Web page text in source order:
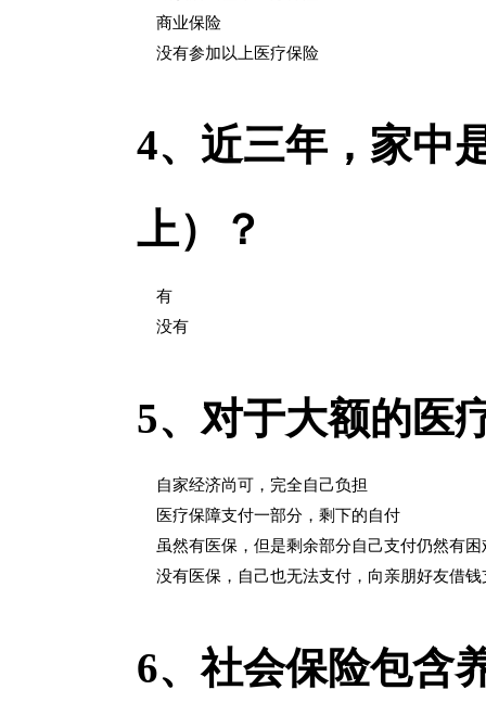
商业保险
没有参加以上医疗保险
4、 近三年，家中
上）？
有
没有
5、 对于大额的医
自家经济尚可，完全自己负担
医疗保障支付一部分，剩下的自付
虽然有医保，但是剩余部分自己支付仍然有困
没有医保，自己也无法支付，向亲朋好友借钱
6、社会保险包含